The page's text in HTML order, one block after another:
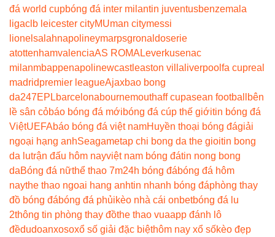
đá world cupbóng đá inter milantin juventusbenzema la
ligaclb leicester cityMUman citymessi
lionel salahnapolineymarpsgronaldoserie
atottenhamvalenciaAS ROMA Leverkusenac
milanmbappenapolinewcastleaston villa liverpool fa cupreal
madridpremier leagueAjaxbao bong
da247EPLbarcelonabournemouthaff cupasean football
bên
lề sân cỏbáo bóng đá mớibóng đá cúp thế giớitin bóng đá
ViệtUEFAbáo bóng đá việt namHuyền thoại bóng đágiải
ngoại hạng anhSeagametap chi bong da the gioitin bong
da lutrận đấu hôm nayviệt nam bóng đátin nong bong
daBóng đá nữthể thao 7m24h bóng đábóng đá hôm
naythe thao ngoai hang anhtin nhanh bóng đáphòng thay
đồ bóng đábóng đá phủikèo nhà cái onbetbóng đá lu
2thông tin phòng thay đồthe thao vuaapp đánh lô
đềdudoanxosoxổ số giải đặc biệthôm nay xổ sốkèo đẹp